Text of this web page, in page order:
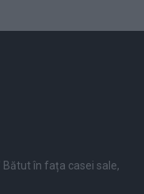
Bătut în fața casei sale,